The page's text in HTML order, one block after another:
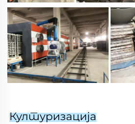
Културизација